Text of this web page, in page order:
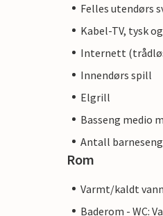
Felles utendørs
Kabel-TV, tysk
Internett
Innendørs spill
Elgrill
Basseng medio
Antall
Rom
Varmt/kaldt
Baderom - WC: